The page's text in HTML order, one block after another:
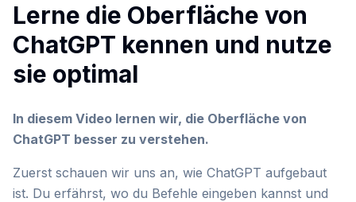
Lerne die Oberfläche von
ChatGPT kennen und nutze
sie optimal
In diesem Video lernen wir, die Oberfläche von
ChatGPT besser zu verstehen.
Zuerst schauen wir uns an, wie ChatGPT aufgebaut
ist. Du erfährst, wo du Befehle eingeben kannst und